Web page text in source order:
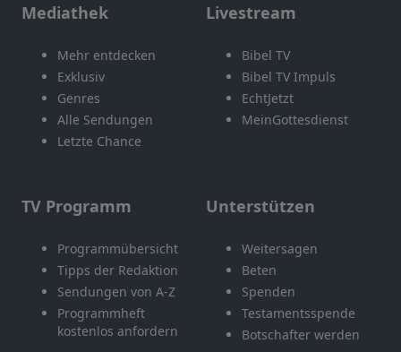
Mediathek
Mehr entdecken
Exklusiv
Genres
Alle Sendungen
Letzte Chance
Livestream
Bibel TV
Bibel TV Impuls
EchtJetzt
MeinGottesdienst
TV Programm
Programmübersicht
Tipps der Redaktion
Sendungen von A-Z
Programmheft
kostenlos anfordern
Unterstützen
Weitersagen
Beten
Spenden
Testamentsspende
Botschafter werden